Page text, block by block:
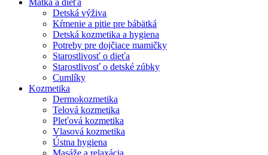
Matka a dieťa
Detská výživa
Kŕmenie a pitie pre bábätká
Detská kozmetika a hygiena
Potreby pre dojčiace mamičky
Starostlivosť o dieťa
Starostlivosť o detské zúbky
Cumlíky
Kozmetika
Dermokozmetika
Telová kozmetika
Pleťová kozmetika
Vlasová kozmetika
Ústna hygiena
Masáže a relaxácia